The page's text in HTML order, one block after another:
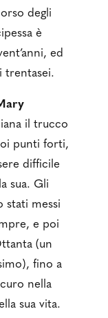
degli
è
ed
trentasei.
il trucco
punti forti,
difficile
sua. Gli
stati messi
e poi
(un
fino a
nella
sua vita.